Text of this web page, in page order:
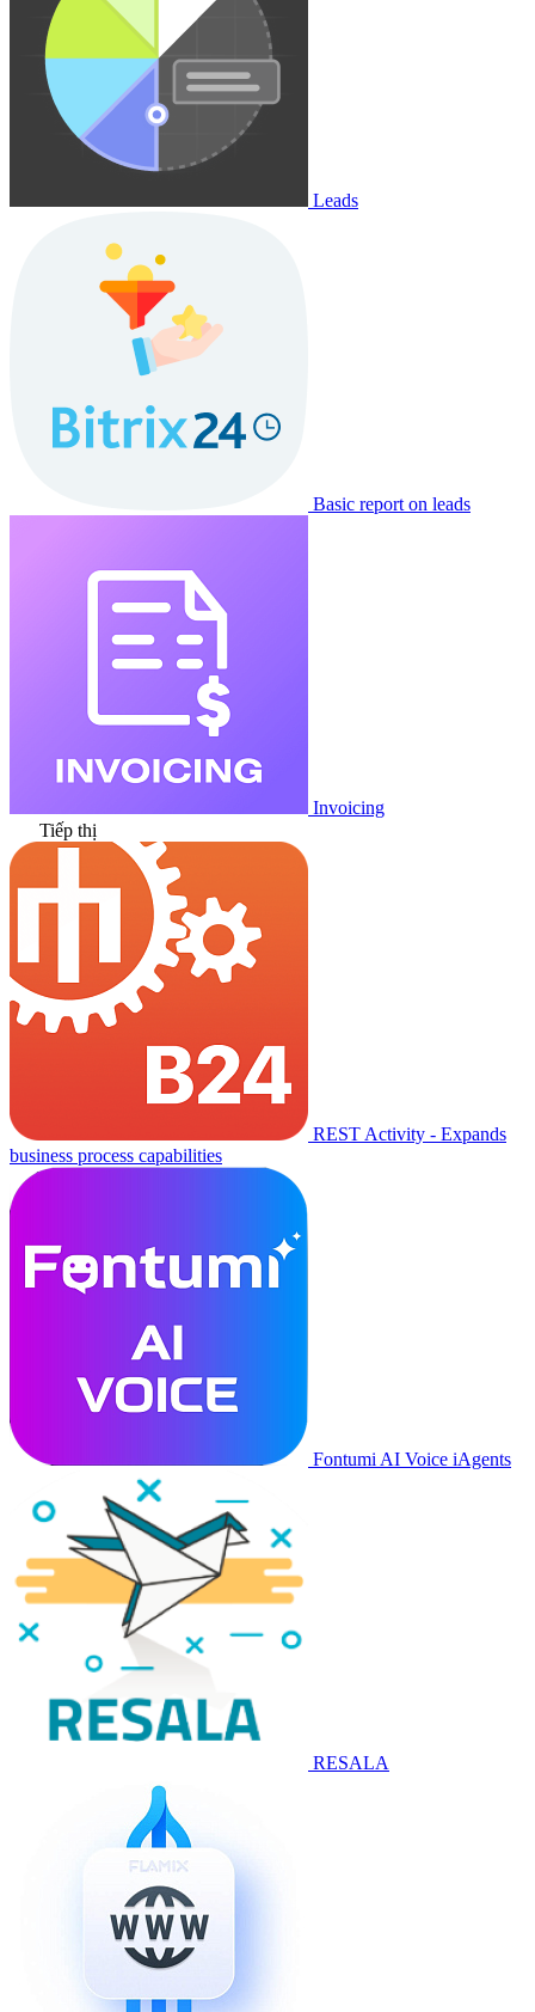
Leads
Basic report on leads
Invoicing
Tiếp thị
REST Activity - Expands
business process capabilities
Fontumi AI Voice iAgents
RESALA